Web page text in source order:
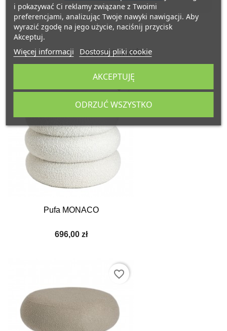
i pokazywać Ci reklamy związane z Twoimi
preferencjami, analizując Twoje nawyki nawigacji. Aby
wyrazić zgodę na jego użycie, naciśnij przycisk
Akceptuj.
Więcej informacji Dostosuj pliki cookie
ODRZUĆ WSZYSTKO
AKCEPTUJĘ
ZOBACZ TAKŻE
Pufa MONACO
696,00 zł
favorite_border
favorite_border